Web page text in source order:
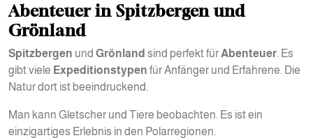
Abenteuer in Spitzbergen und
Grönland
Spitzbergen und Grönland sind perfekt für Abenteuer. Es
gibt viele Expeditionstypen für Anfänger und Erfahrene. Die
Natur dort ist beeindruckend.
Man kann Gletscher und Tiere beobachten. Es ist ein
einzigartiges Erlebnis in den Polarregionen.